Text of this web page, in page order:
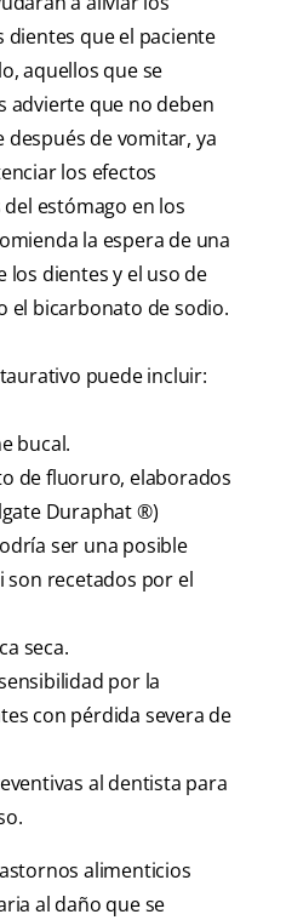
dientes que el paciente
aquellos que se
advierte que no deben
de vomitar, ya
los efectos
estómago en los
la espera de una
los dientes y el uso de
el bicarbonato de sodio.
puede incluir:
bucal.
de fluoruro, elaborados
Duraphat ®)
ser una posible
son recetados por el
seca.
por la
con pérdida severa de
al dentista para
alimenticios
al daño que se